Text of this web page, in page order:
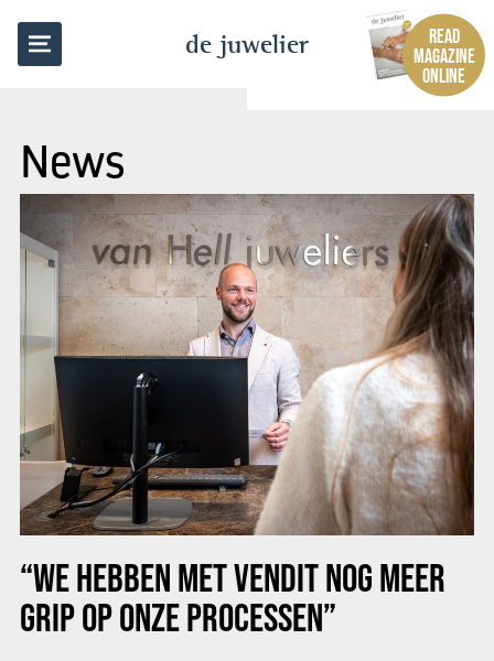
de juwelier
READ
MAGAZINE
ONLINE
News
“WE HEBBEN MET VENDIT NOG MEER
GRIP OP ONZE PROCESSEN”